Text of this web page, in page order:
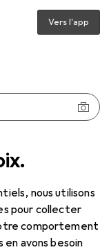
nous utilisons
pour collecter
comportement
avons besoin
Vers l'app